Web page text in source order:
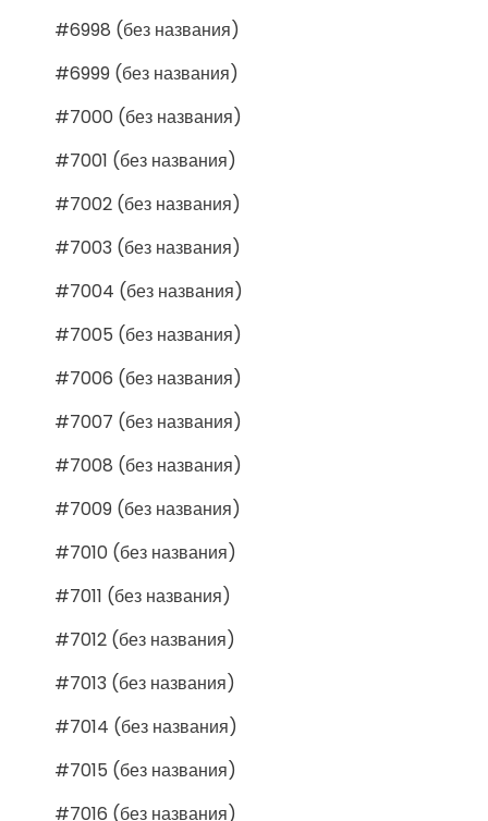
#6998 (без названия)
#6999 (без названия)
#7000 (без названия)
#7001 (без названия)
#7002 (без названия)
#7003 (без названия)
#7004 (без названия)
#7005 (без названия)
#7006 (без названия)
#7007 (без названия)
#7008 (без названия)
#7009 (без названия)
#7010 (без названия)
#7011 (без названия)
#7012 (без названия)
#7013 (без названия)
#7014 (без названия)
#7015 (без названия)
#7016 (без названия)